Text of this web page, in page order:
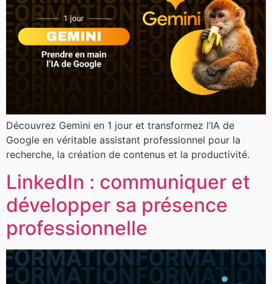
Découvrez Gemini en 1 jour et transformez l’IA de
Google en véritable assistant professionnel pour la
recherche, la création de contenus et la productivité.
LinkedIn : communiquer et
développer sa présence
professionnelle